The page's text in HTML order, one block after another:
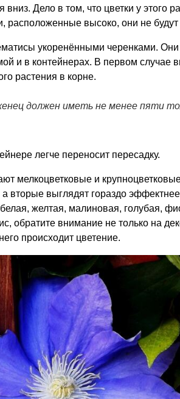
вниз. Дело в том, что цветки у этого
расположенные высоко, они не
укоренёнными черенками. Они
и в контейнерах. В первом случае
растения в корне.
должен иметь не менее пяти
легче переносит пересадку.
мелкоцветковые и
вторые выглядят гораздо
желтая, малиновая, голубая,
обратите внимание не только на
происходит цветение.